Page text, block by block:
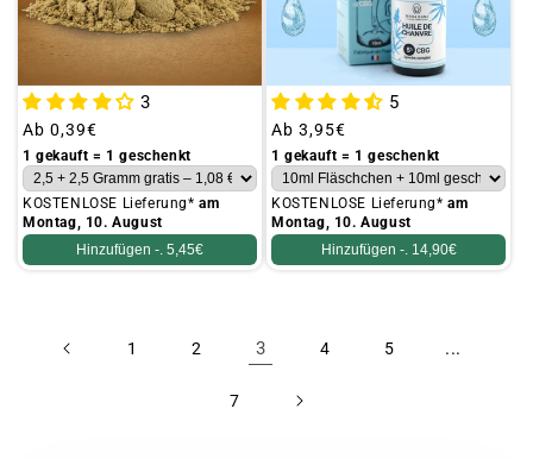
3
Üblicher
Preis
Ab 0,39€
1 gekauft = 1 geschenkt
KOSTENLOSE Lieferung*am
Montag, 10. August
Hinzufügen -. 5,45€
5
Üblicher
Preis
Ab 3,95€
1 gekauft = 1 geschenkt
KOSTENLOSE Lieferung*am
Montag, 10. August
Hinzufügen -. 14,90€
1 2 3 4 5 ...
7